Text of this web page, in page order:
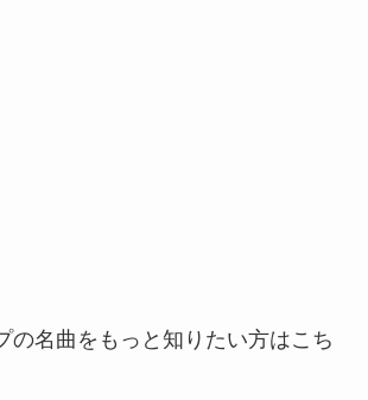
の名曲をもっと知りたい方はこち